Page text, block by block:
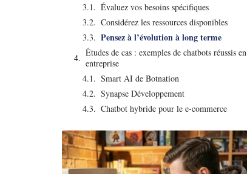
Évaluez vos besoins spécifiques
Considérez les ressources disponibles
Pensez à l’évolution à long terme
Études de cas : exemples de chatbots réussis en
entreprise
Smart AI de Botnation
Synapse Développement
Chatbot hybride pour le e-commerce